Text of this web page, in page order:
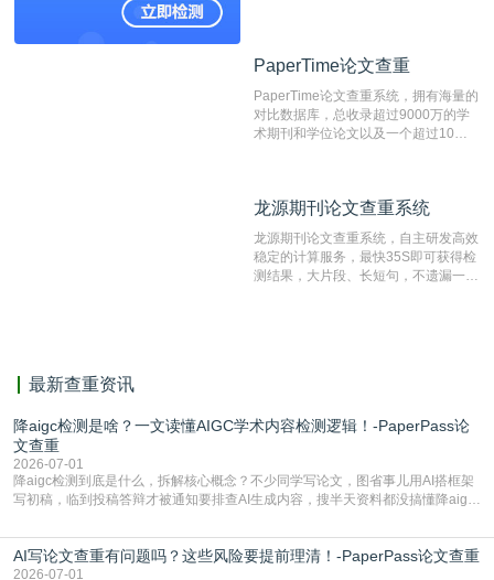
系统，可检测中文、英文两种语言的论
PaperTime论文查重
PaperTime论文查重系统，拥有海量的
对比数据库，总收录超过9000万的学
术期刊和学位论文以及一个超过10亿
对，利用指纹索引快速而精准地在云检
有相似的片段，该项技术检测速度快、
准确率高，市场反映良好。
龙源期刊论文查重系统
龙源期刊论文查重系统，自主研发高效
稳定的计算服务，最快35S即可获得检
测结果，大片段、长短句，不遗漏一处
最新查重资讯
降aigc检测是啥？一文读懂AIGC学术内容检测逻辑！-PaperPass论
文查重
2026-07-01
降aigc检测到底是什么，拆解核心概念？不少同学写论文，图省事儿用AI搭框架
写初稿，临到投稿答辩才被通知要排查AI生成内容，搜半天资料都没搞懂降aigc
怕是已经入行的科研人员，不少人也搞不清降aigc检测是啥，对相关要求摸不
准。其实，降aigc检测是伴随AIGC工具在学术领域普及诞生的新需求，核心是为
了满足现在高校、期刊对AI生
AI写论文查重有问题吗？这些风险要提前理清！-PaperPass论文查重
2026-07-01